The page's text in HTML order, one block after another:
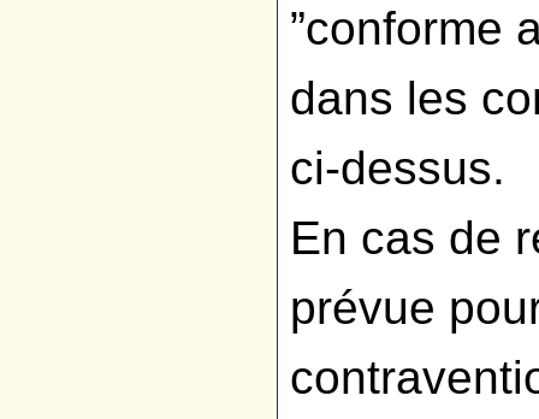
”conforme
dans les
ci-dessus.
En cas de
prévue